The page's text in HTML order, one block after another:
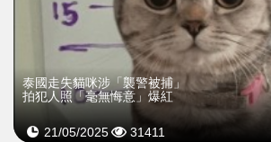
泰國走失貓咪涉「襲警被捕」
拍犯人照「毫無悔意」爆紅
21/05/2025 31411